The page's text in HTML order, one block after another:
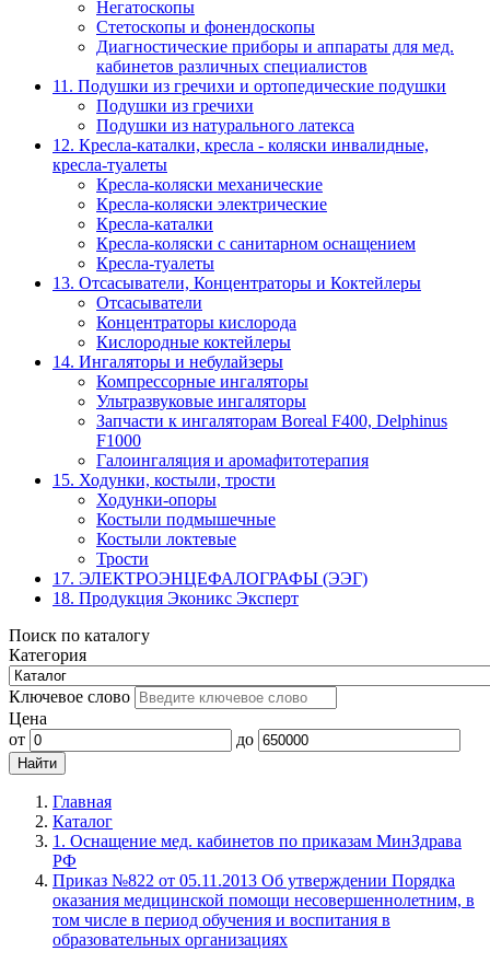
Негатоскопы
Стетоскопы и фонендоскопы
Диагностические приборы и аппараты для мед.
кабинетов различных специалистов
11. Подушки из гречихи и ортопедические подушки
Подушки из гречихи
Подушки из натурального латекса
12. Кресла-каталки, кресла - коляски инвалидные,
кресла-туалеты
Кресла-коляски механические
Кресла-коляски электрические
Кресла-каталки
Кресла-коляски с санитарном оснащением
Кресла-туалеты
13. Отсасыватели, Концентраторы и Коктейлеры
Отсасыватели
Концентраторы кислорода
Кислородные коктейлеры
14. Ингаляторы и небулайзеры
Компрессорные ингаляторы
Ультразвуковые ингаляторы
Запчасти к ингаляторам Boreal F400, Delphinus
F1000
Галоингаляция и аромафитотерапия
15. Ходунки, костыли, трости
Ходунки-опоры
Костыли подмышечные
Костыли локтевые
Трости
17. ЭЛЕКТРО­ЭНЦЕФАЛОГРАФЫ (ЭЭГ)
18. Продукция Эконикс Эксперт
Поиск по каталогу
Категория
Ключевое слово
Цена
от
до
Главная
Каталог
1. Оснащение мед. кабинетов по приказам МинЗдрава
РФ
Приказ №822 от 05.11.2013 Об утверждении Порядка
оказания медицинской помощи несовершеннолетним, в
том числе в период обучения и воспитания в
образовательных организациях